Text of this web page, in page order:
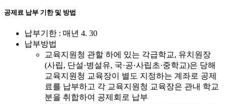
공제료 납부 기한 및 방법
납부기한 : 매년 4. 30
납부방법
교육지원청 관할 하에 있는 각급학교, 유치원장
(사립, 단설·병설유, 국·공·사립초·중학교)은 당해
교육지원청 교육장이 별도 지정하는 계좌로 공제
료를 납부하고 각 교육지원청 교육장은 관내 학교
분을 취합하여 공제회로 납부